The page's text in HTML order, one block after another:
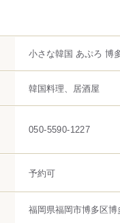
小さな韓国 あぷろ 博
韓国料理、居酒屋
050-5590-1227
予約可
福岡県福岡市博多区博